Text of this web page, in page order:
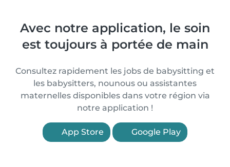
Avec notre application, le soin
est toujours à portée de main
Consultez rapidement les jobs de babysitting et
les babysitters, nounous ou assistantes
maternelles disponibles dans votre région via
notre application !
App Store Google Play